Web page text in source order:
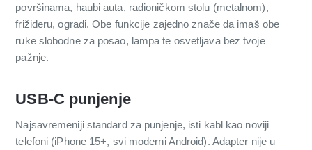
površinama, haubi auta, radioničkom stolu (metalnom),
frižideru, ogradi. Obе funkcije zajedno znače da imaš obе
ruke slobodne za posao, lampa te osvetljava bez tvoje
pažnje.
USB-C punjenje
Najsavremeniji standard za punjenje, isti kabl kao noviji
telefoni (iPhone 15+, svi moderni Android). Adapter nije u